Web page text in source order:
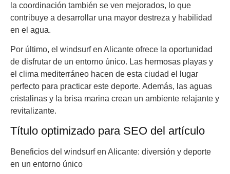
la coordinación también se ven mejorados, lo que
contribuye a desarrollar una mayor destreza y habilidad
en el agua.
Por último, el windsurf en Alicante ofrece la oportunidad
de disfrutar de un entorno único. Las hermosas playas y
el clima mediterráneo hacen de esta ciudad el lugar
perfecto para practicar este deporte. Además, las aguas
cristalinas y la brisa marina crean un ambiente relajante y
revitalizante.
Título optimizado para SEO del artículo
Beneficios del windsurf en Alicante: diversión y deporte
en un entorno único